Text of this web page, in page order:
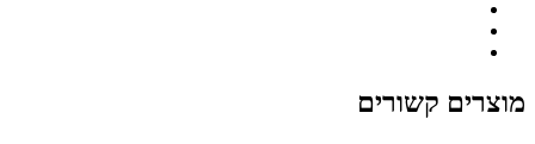
מוצרים קשורים